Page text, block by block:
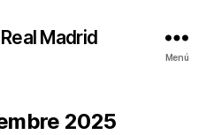
Madrid
Menú
2025